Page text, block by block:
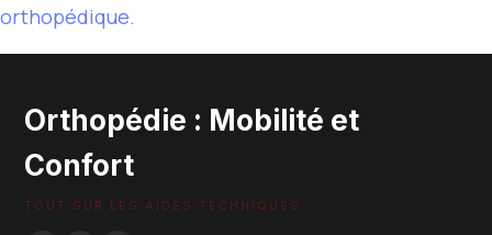
orthopédique.
Orthopédie : Mobilité et
Confort
TOUT SUR LES AIDES TECHNIQUES